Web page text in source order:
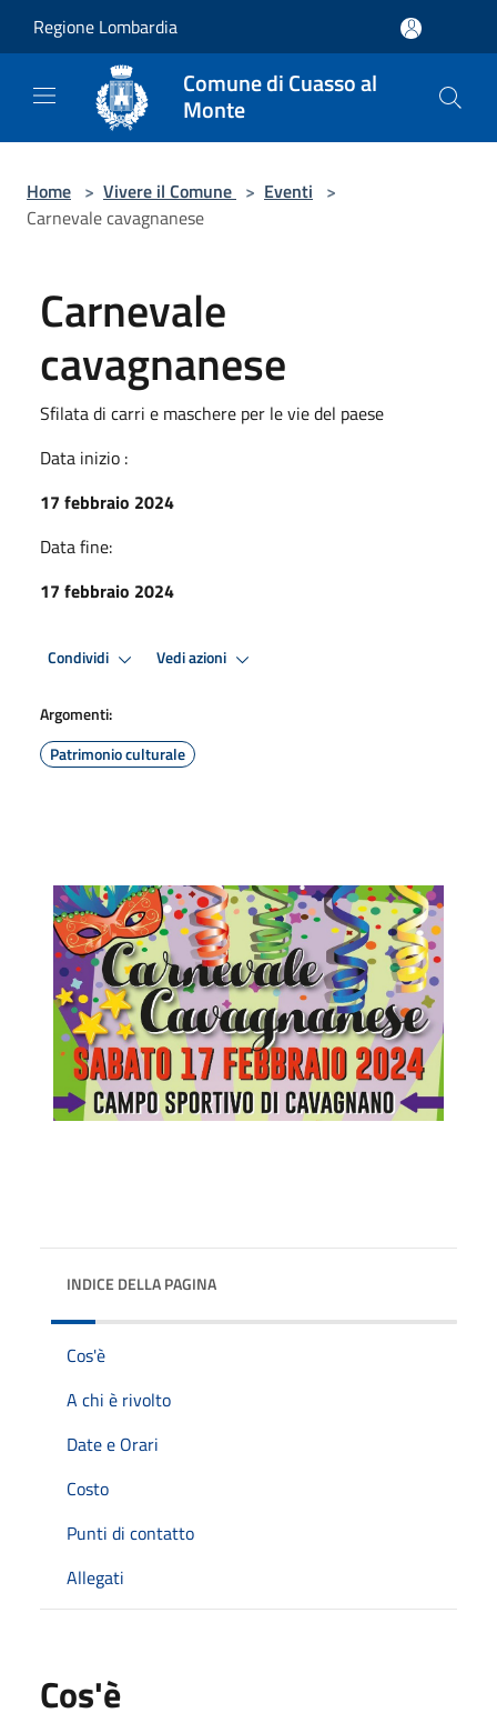
Regione Lombardia
Comune di Cuasso al
Monte
Home > Vivere il Comune > Eventi >
Carnevale cavagnanese
Carnevale
cavagnanese
Sfilata di carri e maschere per le vie del paese
Data inizio :
17 febbraio 2024
Data fine:
17 febbraio 2024
Condividi Vedi azioni
Argomenti:
Patrimonio culturale
INDICE DELLA PAGINA
Cos'è
A chi è rivolto
Date e Orari
Costo
Punti di contatto
Allegati
Cos'è